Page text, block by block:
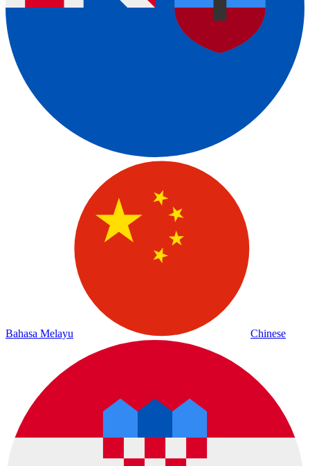
Bahasa Melayu Chinese